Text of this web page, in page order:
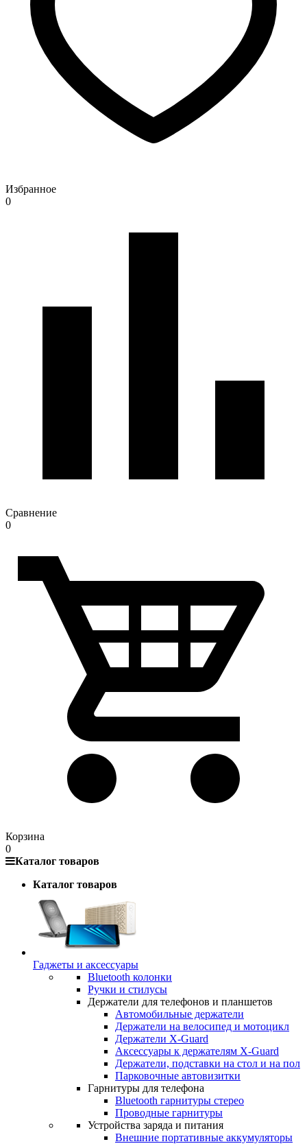
Избранное
0
Сравнение
0
Корзина
0
Каталог товаров
Каталог товаров
Гаджеты и аксессуары
Bluetooth колонки
Ручки и стилусы
Держатели для телефонов и планшетов
Автомобильные держатели
Держатели на велосипед и мотоцикл
Держатели X-Guard
Аксессуары к держателям X-Guard
Держатели, подставки на стол и на пол
Парковочные автовизитки
Гарнитуры для телефона
Bluetooth гарнитуры стерео
Проводные гарнитуры
Устройства заряда и питания
Внешние портативные аккумуляторы